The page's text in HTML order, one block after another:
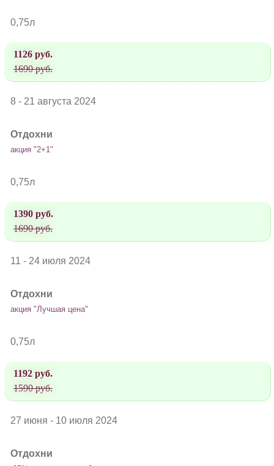
0,75л
1126 руб.
1690 руб.
8 - 21 августа 2024
Отдохни
акция "2+1"
0,75л
1390 руб.
1690 руб.
11 - 24 июля 2024
Отдохни
акция "Лучшая цена"
0,75л
1192 руб.
1590 руб.
27 июня - 10 июля 2024
Отдохни